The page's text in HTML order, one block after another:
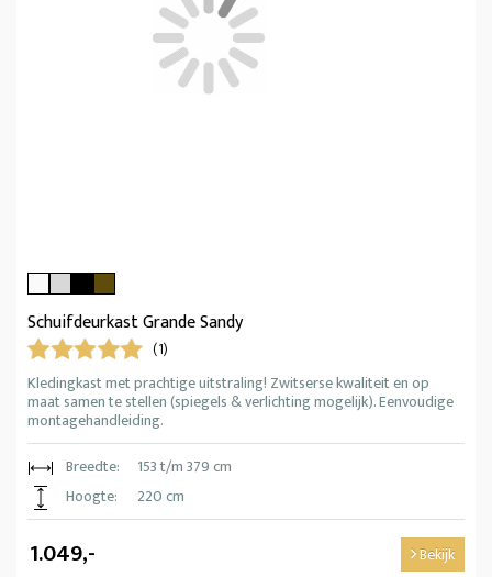
Schuifdeurkast Grande Sandy
(1)
Kledingkast met prachtige uitstraling! Zwitserse kwaliteit en op
maat samen te stellen (spiegels & verlichting mogelijk). Eenvoudige
montagehandleiding.
Breedte:
153 t/m 379 cm
Hoogte:
220 cm
1.049,- Bekijk